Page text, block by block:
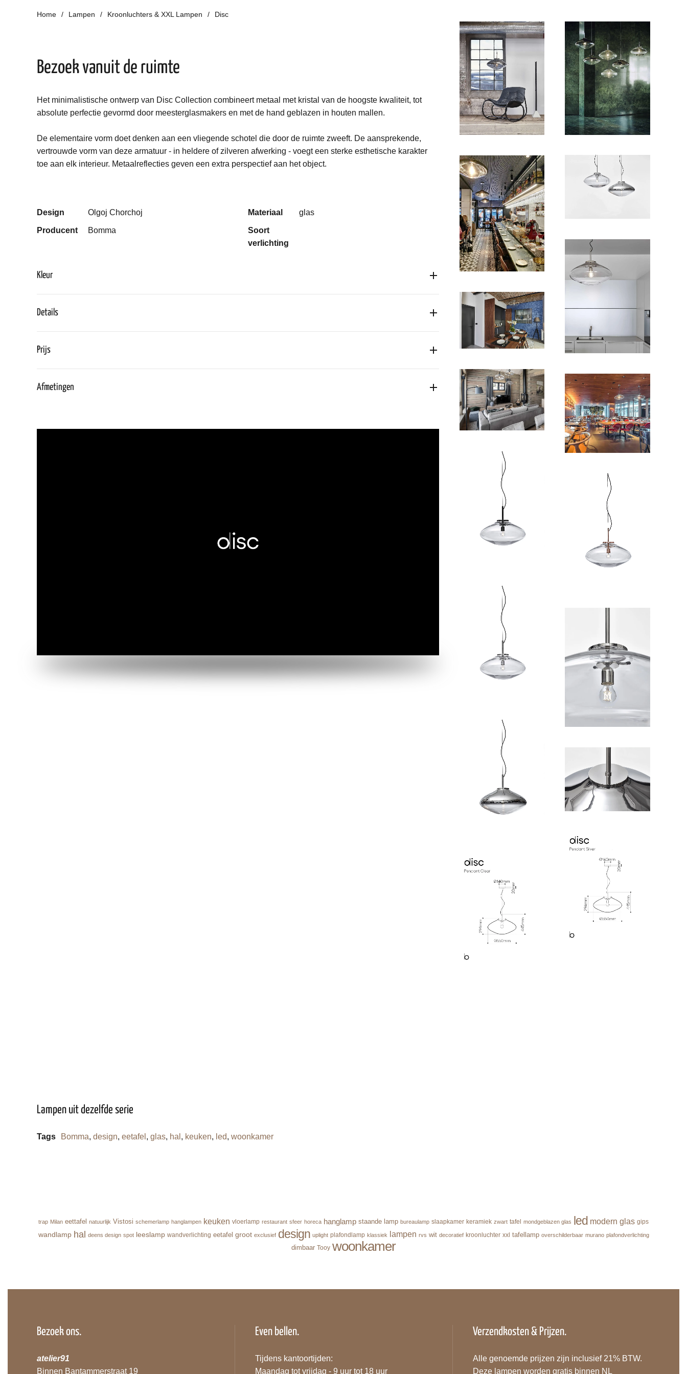
Home Lampen Kroonluchters & XXL Lampen Disc
Bezoek vanuit de ruimte
Het minimalistische ontwerp van Disc Collection combineert metaal met kristal van de hoogste kwaliteit, tot
absolute perfectie gevormd door meesterglasmakers en met de hand geblazen in houten mallen.
De elementaire vorm doet denken aan een vliegende schotel die door de ruimte zweeft. De aansprekende,
vertrouwde vorm van deze armatuur - in heldere of zilveren afwerking - voegt een sterke esthetische karakter
toe aan elk interieur. Metaalreflecties geven een extra perspectief aan het object.
Design Olgoj Chorchoj
Producent Bomma
Materiaal glas
Soort
verlichting
Kleur
Details
Prijs
Afmetingen
Lampen uit dezelfde serie
Tags Bomma, design, eetafel , glas, hal , keuken, led, woonkamer
trap Milan eettafel natuurlijk Vistosi schemerlamp hanglampen keuken vloerlamp restaurant sfeer horeca hanglamp staande lamp bureaulamp slaapkamer keramiek zwart tafel mondgeblazen glas led modern glas gips
wandlamp hal deens design spot leeslamp wandverlichting eetafel groot exclusief design uplight plafondlamp klassiek lampen rvs wit decoratief kroonluchter xxl tafellamp overschilderbaar murano plafondverlichting
dimbaar Tooy woonkamer
Bezoek ons.
atelier91
Binnen Bantammerstraat 19
Even bellen.
Tijdens kantoortijden:
Maandag tot vrijdag - 9 uur tot 18 uur
Verzendkosten & Prijzen.
Alle genoemde prijzen zijn inclusief 21% BTW.
Deze lampen worden gratis binnen NL